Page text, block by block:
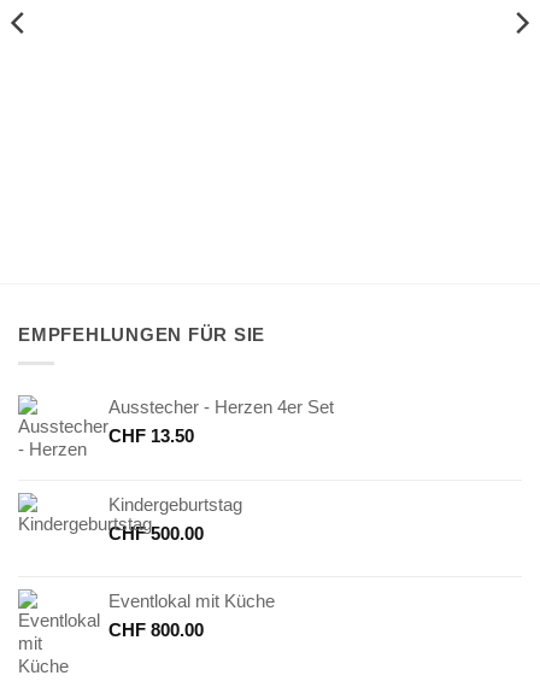
EMPFEHLUNGEN FÜR SIE
Ausstecher - Herzen 4er Set
CHF 13.50
Kindergeburtstag
CHF500.00
Eventlokal mit Küche
CHF 800.00